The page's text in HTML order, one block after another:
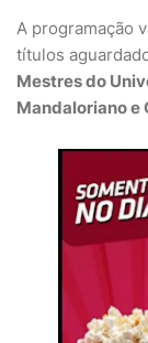
A programação
títulos
Mestres do
Mandaloriano e